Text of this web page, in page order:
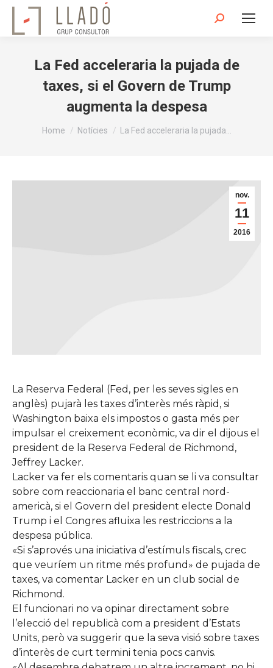
Search:
La Fed acceleraria la pujada de
taxes, si el Govern de Trump
augmenta la despesa
You are here:
Home Notícies La Fed acceleraria la pujada…
nov.
11
2016
La Reserva Federal (Fed , per les seves sigles en
anglès) pujarà les taxes d’interès més ràpid, si
Washington baixa els impostos o gasta més per
impulsar el creixement econòmic, va dir el dijous el
president de la Reserva Federal de Richmond,
Jeffrey Lacker.
Lacker va fer els comentaris quan se li va consultar
sobre com reaccionaria el banc central nord-
americà, si el Govern del president electe Donald
Trump i el Congres afluixa les restriccions a la
despesa pública.
«Si s’aprovés una iniciativa d’estímuls fiscals, crec
que veuríem un ritme més profund» de pujada de
taxes, va comentar Lacker en un club social de
Richmond.
El funcionari no va opinar directament sobre
l’elecció del republicà com a president d’Estats
Units, però va suggerir que la seva visió sobre taxes
d’interès de curt termini tenia pocs canvis.